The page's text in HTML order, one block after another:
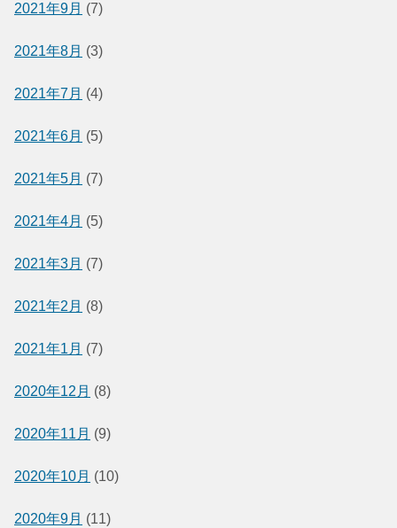
2021年9月 (7)
2021年8月 (3)
2021年7月 (4)
2021年6月 (5)
2021年5月 (7)
2021年4月 (5)
2021年3月 (7)
2021年2月 (8)
2021年1月 (7)
2020年12月 (8)
2020年11月 (9)
2020年10月 (10)
2020年9月 (11)